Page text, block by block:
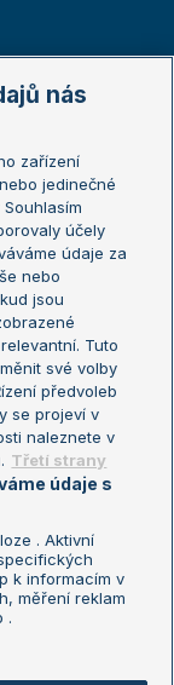
osobních
nás
zařízení
jedinečné
účely
údaje za
nebo
jsou
Tuto
své volby
předvoleb
se projeví v
naleznete v
Třetí strany
údaje s
. Aktivní
k informacím v
měření reklam
.